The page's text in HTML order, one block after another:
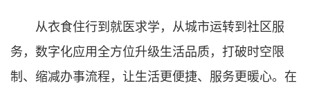
从衣食住行到就医求学，从城市运转到社区服
务，数字化应用全方位升级生活品质，打破时空限
制、缩减办事流程，让生活更便捷、服务更暖心。在